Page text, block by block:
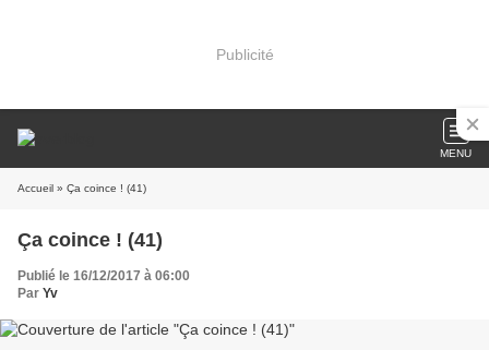
Publicité
MENU
Accueil » Ça coince ! (41)
Ça coince ! (41)
Publié le 16/12/2017 à 06:00
Par Yv